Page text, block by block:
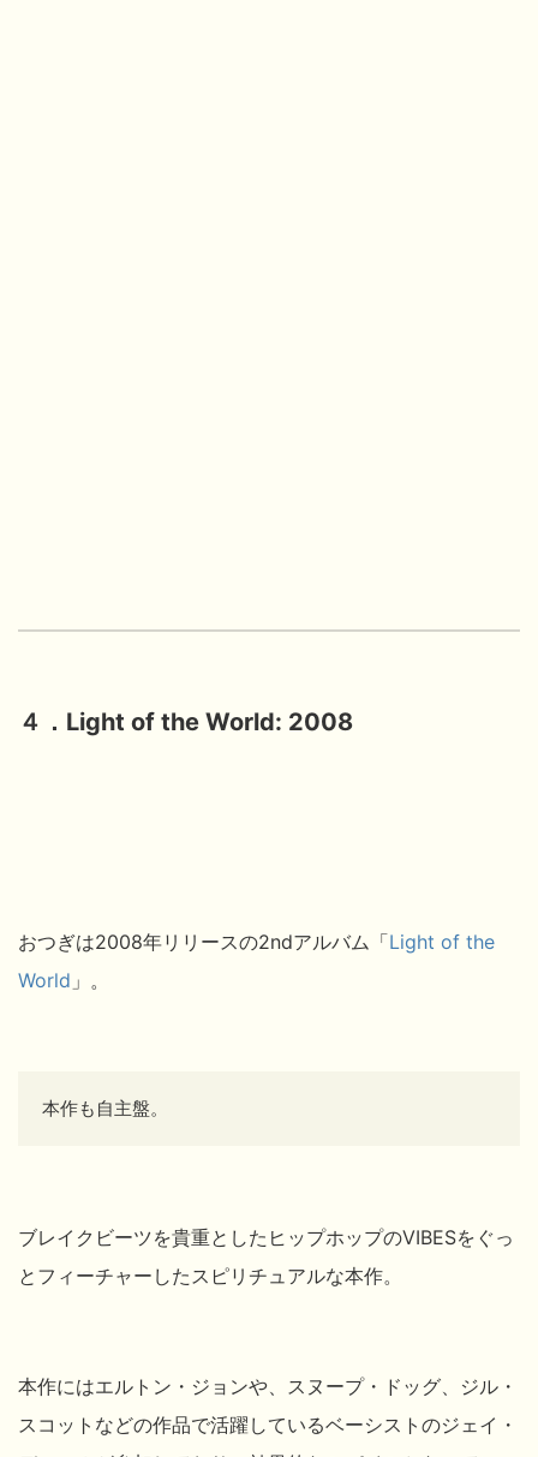
４．Light of the World: 2008
おつぎは2008年リリースの2ndアルバム「Light of the
World 」。
本作も自主盤。
ブレイクビーツを貴重としたヒップホップのVIBESをぐっ
とフィーチャーしたスピリチュアルな本作。
本作にはエルトン・ジョンや、スヌープ・ドッグ、ジル・
スコットなどの作品で活躍しているベーシストのジェイ・